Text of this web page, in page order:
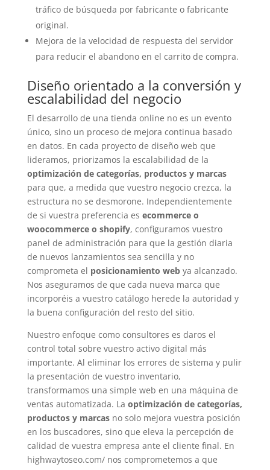
tráfico de búsqueda por fabricante o fabricante
original.
Mejora de la velocidad de respuesta del servidor
para reducir el abandono en el carrito de compra.
Diseño orientado a la conversión y
escalabilidad del negocio
El desarrollo de una tienda online no es un evento
único, sino un proceso de mejora continua basado
en datos. En cada proyecto de diseño web que
lideramos, priorizamos la escalabilidad de la
optimización de categorías, productos y marcas
para que, a medida que vuestro negocio crezca, la
estructura no se desmorone. Independientemente
de si vuestra preferencia es ecommerce o
woocommerce o shopify, configuramos vuestro
panel de administración para que la gestión diaria
de nuevos lanzamientos sea sencilla y no
comprometa el posicionamiento webya alcanzado.
Nos aseguramos de que cada nueva marca que
incorporéis a vuestro catálogo herede la autoridad y
la buena configuración del resto del sitio.
Nuestro enfoque como consultores es daros el
control total sobre vuestro activo digital más
importante. Al eliminar los errores de sistema y pulir
la presentación de vuestro inventario,
transformamos una simple web en una máquina de
ventas automatizada. La optimización de categorías,
productos y marcasno solo mejora vuestra posición
en los buscadores, sino que eleva la percepción de
calidad de vuestra empresa ante el cliente final. En
highwaytoseo.com/ nos comprometemos a que